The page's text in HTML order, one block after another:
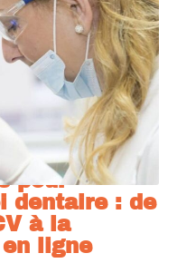
pour
dentaire : de
à la
ligne